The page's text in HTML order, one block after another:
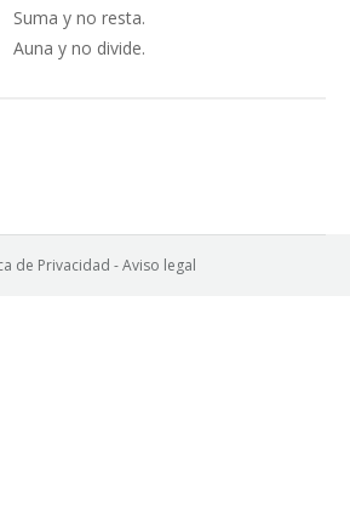
Suma y no resta.
Auna y no divide.
de Privacidad -Aviso legal